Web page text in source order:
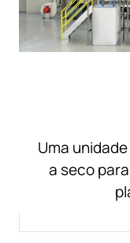
Uma
a seco